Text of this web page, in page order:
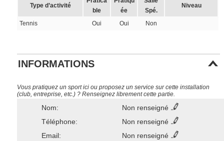
Type d’activité
ble
ée
Spé.
Niveau
Tennis Oui Oui Non
INFORMATIONS
Vous pratiquez un sport ici ou proposez un service sur cette installation
(club, entreprise, etc.) ? Renseignez librement cette partie.
Nom:
Non renseigné
Téléphone:
Non renseigné
Email:
Non renseigné